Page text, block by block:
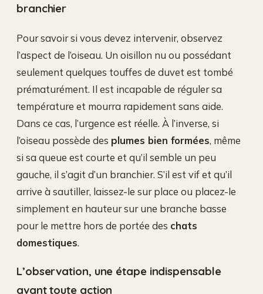
branchier
Pour savoir si vous devez intervenir, observez
l’aspect de l’oiseau. Un oisillon nu ou possédant
seulement quelques touffes de duvet est tombé
prématurément. Il est incapable de réguler sa
température et mourra rapidement sans aide.
Dans ce cas, l’urgence est réelle. À l’inverse, si
l’oiseau possède des plumes bien formées, même
si sa queue est courte et qu’il semble un peu
gauche, il s’agit d’un branchier. S’il est vif et qu’il
arrive à sautiller, laissez-le sur place ou placez-le
simplement en hauteur sur une branche basse
pour le mettre hors de portée des chats
domestiques.
L’observation, une étape indispensable
avant toute action